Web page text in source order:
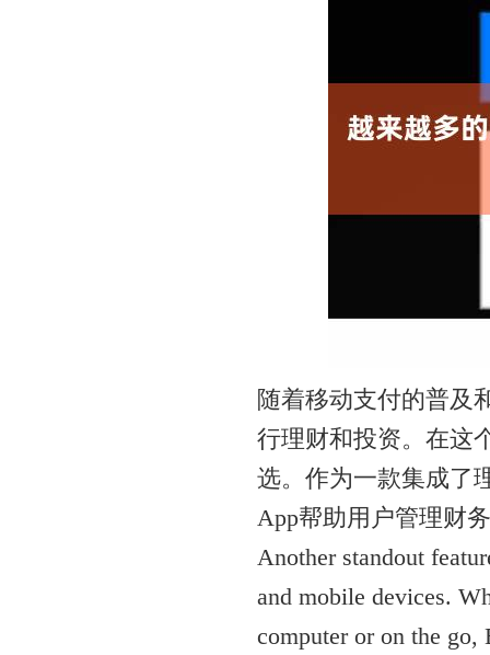
随着移动支付的普及
行理财和投资。在这
选。作为一款集成了
App帮助用户管理财
Another standout
and mobile devices.
computer or on the